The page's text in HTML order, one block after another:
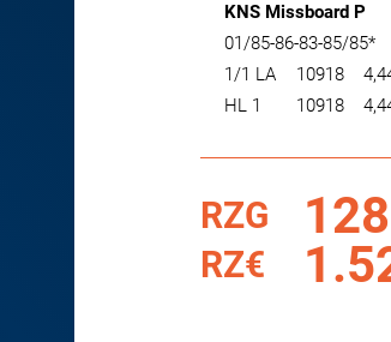
KNS Missboard P
01/85-86-83-85/85*
1/1 LA
10918
HL 1
10918
RZG 128
RZ€